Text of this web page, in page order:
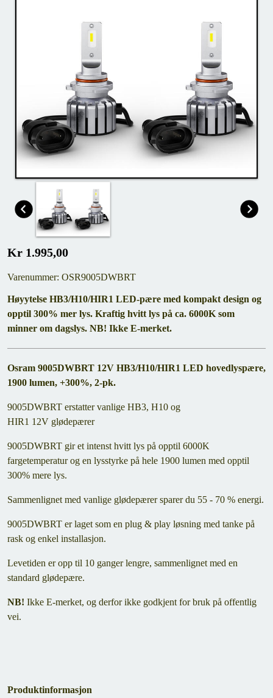
Kr 1.995,00
Varenummer: OSR9005DWBRT
Høyytelse HB3/H10/HIR1 LED-pære med kompakt design og
opptil 300% mer lys. Kraftig hvitt lys på ca. 6000K som
minner om dagslys. NB! Ikke E-merket.
Osram 9005DWBRT 12V HB3/H10/HIR1 LED hovedlyspære,
1900 lumen, +300%, 2-pk.
9005DWBRT erstatter vanlige HB3, H10 og
HIR1 12V glødepærer
9005DWBRT gir et intenst hvitt lys på opptil 6000K
fargetemperatur og en lysstyrke på hele 1900 lumen med opptil
300% mere lys.
Sammenlignet med vanlige glødepærer sparer du 55 - 70 % energi.
9005DWBRT er laget som en plug & play løsning med tanke på
rask og enkel installasjon.
Levetiden er opp til 10 ganger lengre, sammenlignet med en
standard glødepære.
NB! Ikke E-merket, og derfor ikke godkjent for bruk på offentlig
vei.
Produktinformasjon